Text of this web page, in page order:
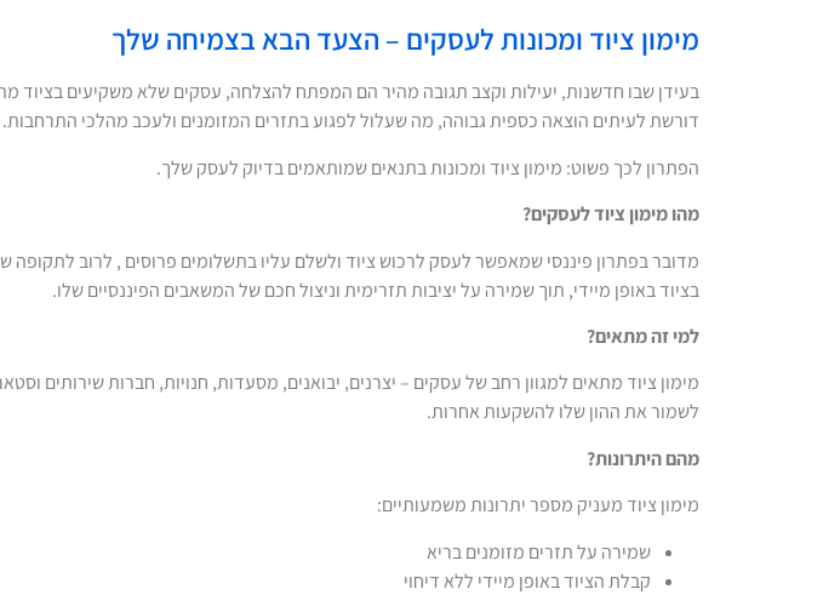
מימון ציוד ומכונות לעסקים – הצעד הבא בצמיחה שלך
בעידן שבו חדשנות, יעילות וקצב תגובה מהיר הם המפתח להצלחה, עסקים שלא משקיעים בציוד
דורשת לעיתים הוצאה כספית גבוהה, מה שעלול לפגוע בתזרים המזומנים ולעכב מהלכי התרחבות.
הפתרון לכך פשוט: מימון ציוד ומכונות בתנאים שמותאמים בדיוק לעסק שלך.
מהו מימון ציוד לעסקים?
מדובר בפתרון פיננסי שמאפשר לעסק לרכוש ציוד ולשלם עליו בתשלומים פרוסים , לרוב
בציוד באופן מיידי, תוך שמירה על יציבות תזרימית וניצול חכם של המשאבים הפיננסיים שלו.
למי זה מתאים?
מימון ציוד מתאים למגוון רחב של עסקים – יצרנים, יבואנים, מסעדות, חנויות, חברות שירותים
לשמור את ההון שלו להשקעות אחרות.
מהם היתרונות?
מימון ציוד מעניק מספר יתרונות משמעותיים:
שמירה על תזרים מזומנים בריא
קבלת הציוד באופן מיידי ללא דיחוי